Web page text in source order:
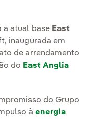
a atual base East
inaugurada em
de arrendamento
do East Anglia
do Grupo
à energia